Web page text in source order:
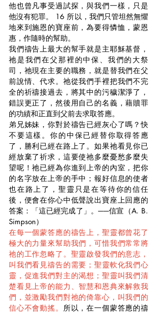
他也曾凡事受過試探，與我們一樣，只是
他沒有犯罪。 16 所以，我們只管坦然無懼
地來到施恩的寶座前，為要得憐恤，蒙恩
惠，作隨時的幫助。
我們禱告上最大的幫手就是主耶穌基督，
祂是我們在父那裡的中保、我們的大祭
司，祂現在主要的職務，就是替我們在父
前說情、代求。祂從我們手裡把我們不完
全的祈禱接過去，將其中的污穢潔淨了，
錯誤更正了，然後用自己的名義，藉贖罪
的功績和正直到父前去求取答應。
弟兄姊妹，你對於禱告已經灰心了嗎？快
不要這樣。你的中保已經替你取得答應
了，勝利已經在路上了。如果祂看見你已
經放棄了祈求，這要使祂多麼憂愁多麼失
望呢！祂已經為你進到上帝的內室，把你
的名字放在上帝的手中；報好信息的使者
也在路上了，聖靈只是在等待你的信任
後，便會在你心中低聲說出寶座上回應的
答案：「這已經完成了」。──信宣（A. B.
Simpson）
在每一個蒙答應的禱告上，聖靈都曾花了
極大的力量來幫助我們，可惜我們常常將
祂的工作忽略了。聖靈啟發我們的意志，
叫我們看見禱告的需要；聖靈軟化我們心
靈，促進我們對主的渴想；聖靈叫我們清
楚看見上帝的能力、智慧和恩典來解救我
們，並激勵我們對祂的倚靠心，叫我們的
信心不會動搖。
所以，在一個蒙答應的禱